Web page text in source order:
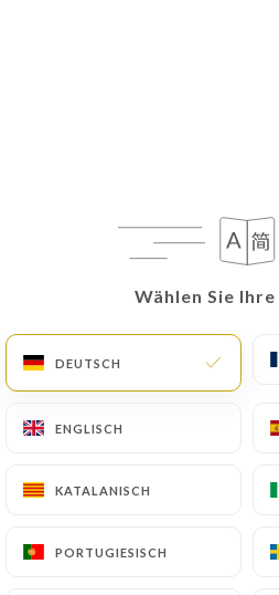
Wählen Sie
DEUTSCH
ENGLISCH
KATALANISCH
PORTUGIESISCH
Wählen Sie
DEUTSCH
ENGLISCH
KATALANISCH
PORTUGIESISCH